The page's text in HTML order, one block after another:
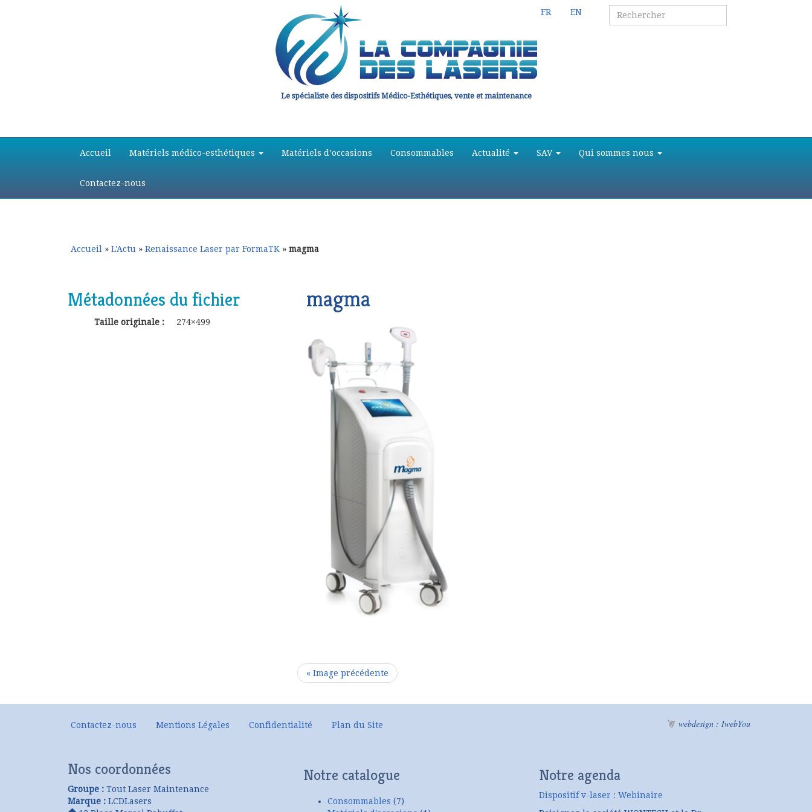
Le spécialiste des dispositifs Médico-Esthétiques, vente et maintenance
principal
secondaire
Accueil Matériels médico-esthétiques Matériels d’occasions Consommables Actualité SAV Qui sommes nous
Contactez-nous
FR EN
Accueil » L'Actu » Renaissance Laser par FormaTK » magma
magma
« Image précédente
Métadonnées du fichier
Taille originale : 274×499
Contactez-nous Mentions Légales Confidentialité Plan du Site webdesign : IwebYou
Nos coordonnées
Groupe : Tout Laser Maintenance
Marque : LCDLasers
Notre catalogue
Consommables (7)
Notre agenda
Dispositif v-laser : Webinaire